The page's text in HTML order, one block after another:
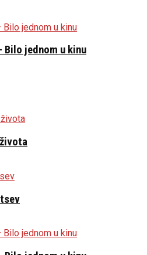
Bilo jednom u kinu